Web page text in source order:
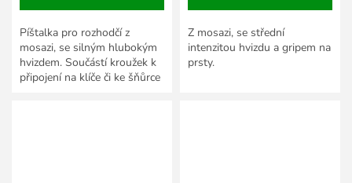
Píštalka pro rozhodčí z
mosazi, se silným hlubokým
hvizdem. Součástí kroužek k
připojení na klíče či ke šňůrce
Z mosazi, se střední
intenzitou hvizdu a gripem na
prsty.